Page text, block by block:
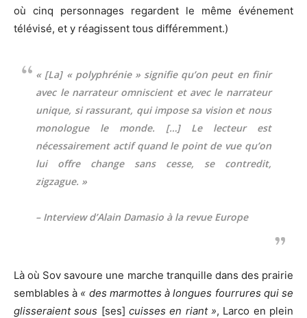
où cinq personnages regardent le même événement
télévisé, et y réagissent tous différemment.)
« [La] « polyphrénie » signifie qu’on peut en finir
avec le narrateur omniscient et avec le narrateur
unique, si rassurant, qui impose sa vision et nous
monologue le monde. […] Le lecteur est
nécessairement actif quand le point de vue qu’on
lui offre change sans cesse, se contredit,
zigzague. »
– Interview d’Alain Damasio à la revue Europe
Là où Sov savoure une marche tranquille dans des prairie
semblables à « des marmottes à longues fourrures qui se
glisseraient sous [ses] cuisses en riant », Larco en plein